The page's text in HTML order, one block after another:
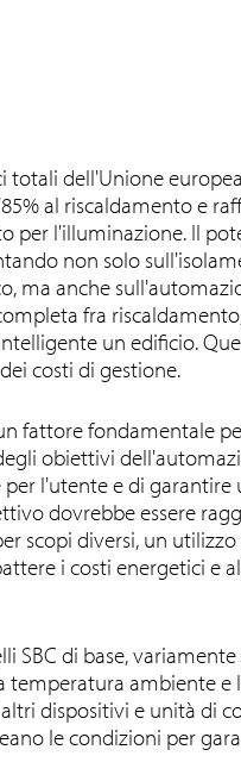
totali dell'Unione
al riscaldamento e
per l'illuminazione. Il
non solo
ma anche
fra
un edificio.
costi di gestione.
fattore fondamentale
obiettivi
l'utente e di
dovrebbe essere
scopi diversi, un
i costi energetici e
SBC di base,
temperatura ambiente
dispositivi e unità di
le condizioni per